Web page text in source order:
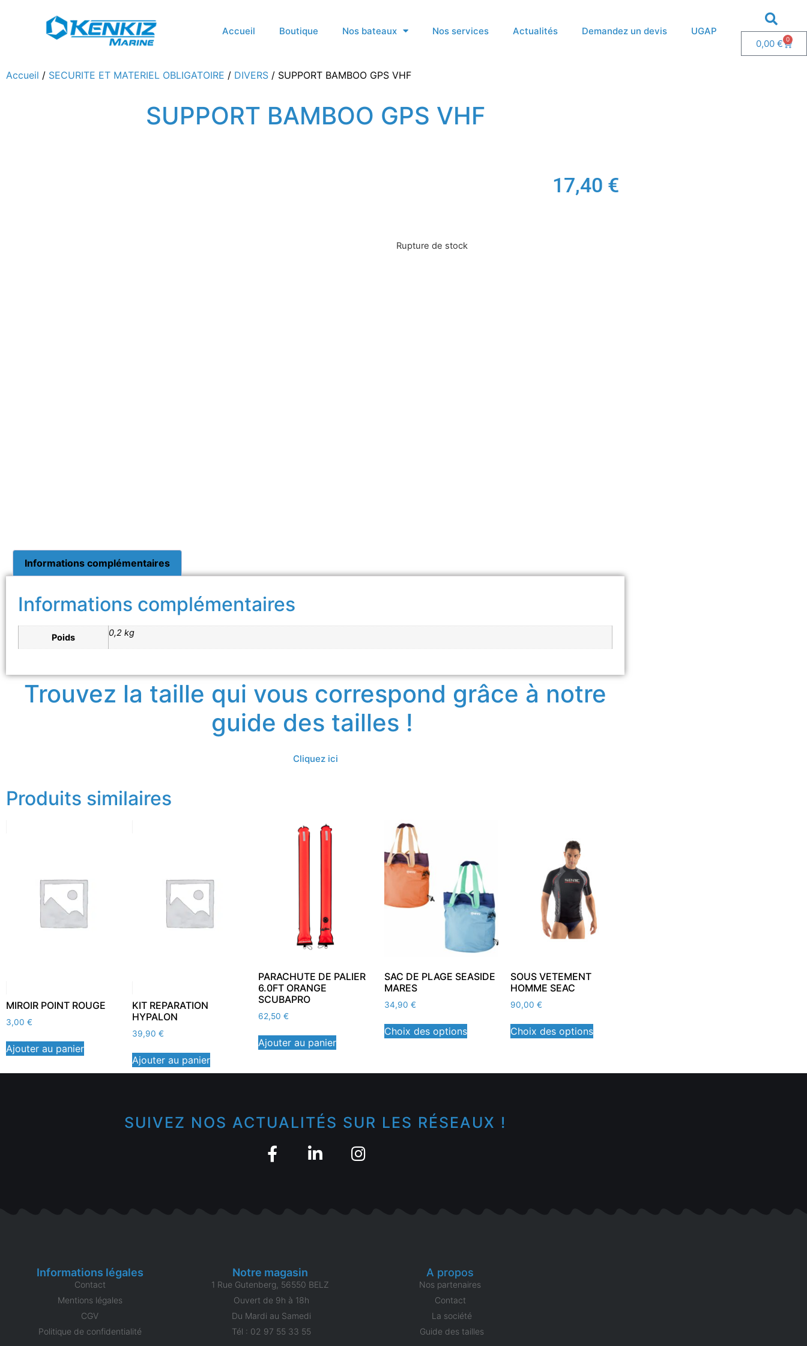
Accueil Boutique Nos bateaux Nos services Actualités Demandez un devis
UGAP
0,00€ 0
Accueil / SECURITE ET MATERIEL OBLIGATOIRE / DIVERS / SUPPORT BAMBOO GPS VHF
SUPPORT BAMBOO GPS VHF
17,40 €
Rupture de stock
Informations complémentaires
Informations complémentaires
Poids 0,2 kg
Trouvez la taille qui vous correspond grâce à notre
guide des tailles !
Cliquez ici
Produits similaires
MIROIR POINT ROUGE
3,00 €
Ajouter au panier
KIT REPARATION
HYPALON
39,90 €
Ajouter au panier
PARACHUTE DE PALIER
6.0FT ORANGE
SCUBAPRO
62,50 €
Ajouter au panier
SAC DE PLAGE SEASIDE
MARES
34,90 €
Choix des options
SOUS VETEMENT
HOMME SEAC
90,00 €
Choix des options
SUIVEZ NOS ACTUALITÉS SUR LES RÉSEAUX !
Informations légales
Contact
Mentions légales
CGV
Politique de confidentialité
Notre magasin
1 Rue Gutenberg, 56550 BELZ
Ouvert de 9h à 18h
Du Mardi au Samedi
Tél : 02 97 55 33 55
A propos
Nos partenaires
Contact
La société
Guide des tailles